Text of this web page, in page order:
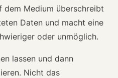
Medium überschreibt
Daten und macht eine
oder unmöglich.
lassen und dann
Nicht das